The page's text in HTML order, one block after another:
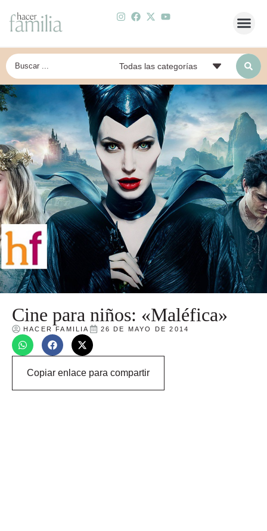
Cine para niños: «Maléfica»
HACER FAMILIA 26 DE MAYO DE 2014
Copiar enlace para compartir